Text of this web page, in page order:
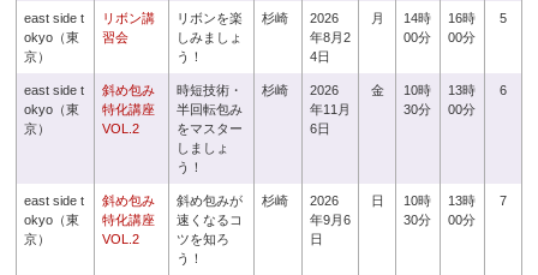
east side t
okyo（東
京）
リボン講
習会
リボンを楽
しみましょ
う！
杉崎
2026
年8月2
4日
月
14時
00分
16時
00分
5
east side t
okyo（東
京）
斜め包み
特化講座
VOL.2
時短技術・
半回転包み
をマスター
しましょ
う！
杉崎
2026
年11月
6日
金
10時
30分
13時
00分
6
east side t
okyo（東
京）
斜め包み
特化講座
VOL.2
斜め包みが
速くなるコ
ツを知ろ
う！
杉崎
2026
年9月6
日
日
10時
30分
13時
00分
7